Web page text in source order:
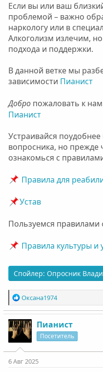
Если вы или ваш
проблемой – важно
наркологу или в
Алкоголизм излечим,
подхода и поддержки.
В данной ветке мы
зависимости Пианист
Добропожаловать к
Пианист
Устраивайся
вопросника, но прежде
ознакомься с
Правила для
Устав
Пользуемся правилами
Правила культуры и
Спойлер: Опросник
Р
е
а
к
ц
и
и
:
Оксана1974
Пианист
Посетитель
6 Авг 2025